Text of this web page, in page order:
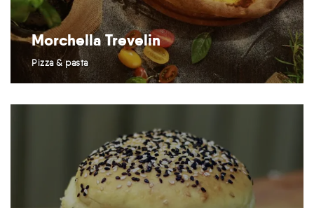
Morchella Trevelin
Pizza & pasta